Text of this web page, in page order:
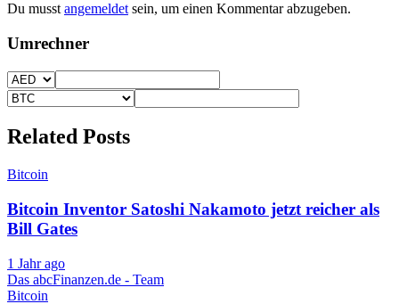
Du musst angemeldet sein, um einen Kommentar abzugeben.
Umrechner
Related Posts
Bitcoin
Bitcoin Inventor Satoshi Nakamoto jetzt reicher als
Bill Gates
1 Jahr ago
Das abcFinanzen.de - Team
Bitcoin